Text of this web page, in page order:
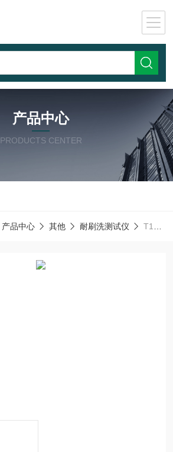
产品中心
PRODUCTS CENTER
产品中心 其他 耐刷洗测试仪 T107涂料耐洗刷测定仪